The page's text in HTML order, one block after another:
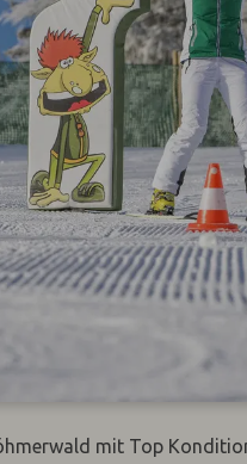
mit Top